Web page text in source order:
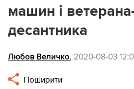
машин і
десантника
Любов Величко, 2020-08-03
Поширити